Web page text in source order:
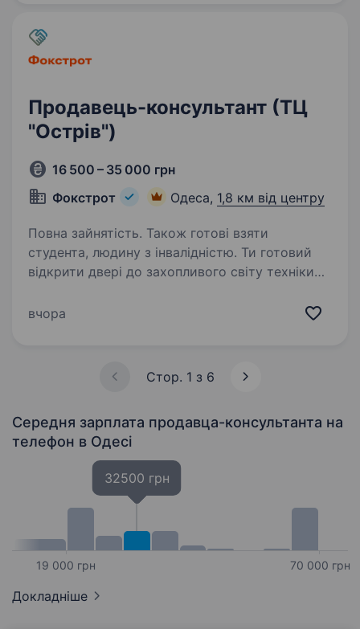
Продавець-консультант (ТЦ
"Острів")
16 500 – 35 000 грн
Фокстрот
Одеса, 1,8 км від центру
Повна зайнятість. Також готові взяти
студента, людину з інвалідністю. Ти готовий
відкрити двері до захопливого світу техніки
ти хочеш стати справжнім експертом у цьому
вчора
Стор. 1 з 6
Середня зарплата продавца-консультанта на
телефон в Одесі
19 000 грн
32500 грн
70 000 грн
Докладніше